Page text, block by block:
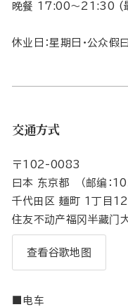
晚餐 17:00～21:30 (
休业日：星期日・公众假
交通方式
〒102-0083
曰本 东京都 （邮编：
千代田区 麺町 1丁目
住友不动产福冈半藏门
查看谷歌地图
■电车